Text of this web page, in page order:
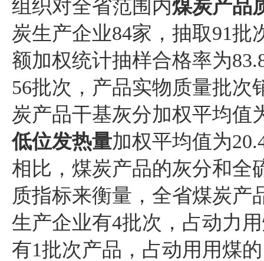
组织对全省范围内煤炭产品
炭生产企业84家，抽取91
额加权统计抽样合格率为
56批次，产品实物质量批次
炭产品干基灰分加权平均值
低位发热量加权平均值为
相比，煤炭产品的灰分和全
质指标来衡量，全省煤炭
生产企业有4批次，占动力
有1批次产品，占动用用煤